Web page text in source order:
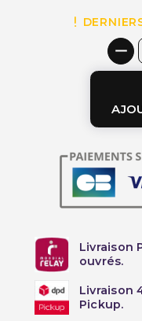
Livraison
ouvrés.
Livraison
Pickup.